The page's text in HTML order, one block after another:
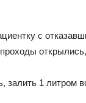
с
1 литром